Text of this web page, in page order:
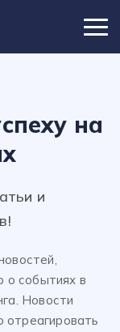
на
и
событиях в
Новости